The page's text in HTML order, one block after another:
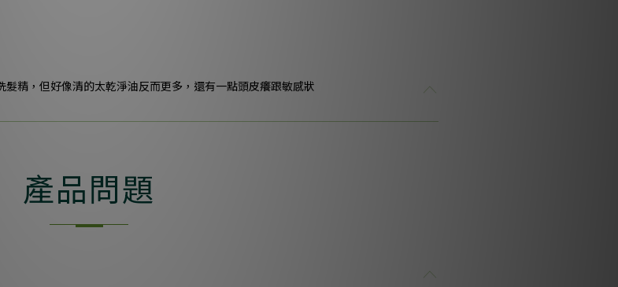
精，但好像清的太乾淨油反而更多，還有一點頭皮癢跟敏感狀
產品問題